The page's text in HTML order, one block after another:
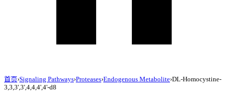
首页›Signaling Pathways›Proteases›Endogenous Metabolite›DL-Homocystine-
3,3,3',3',4,4,4',4'-d8